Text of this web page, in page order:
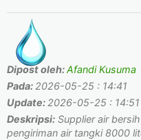
Dipost oleh:Afandi Kusuma
Pada: 2026-05-25 : 14:41
Update: 2026-05-25 : 14:51
Deskripsi: Supplier air
pengiriman air tangki 8000